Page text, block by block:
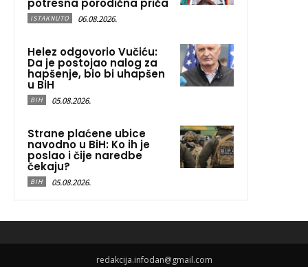
ISTAKNUTO 06.08.2026.
Helez odgovorio Vučiću:
Da je postojao nalog za
hapšenje, bio bi uhapšen
u BiH
BIH 05.08.2026.
Strane plaćene ubice
navodno u BiH: Ko ih je
poslao i čije naredbe
čekaju?
BIH 05.08.2026.
redakcija.infodan@gmail.com